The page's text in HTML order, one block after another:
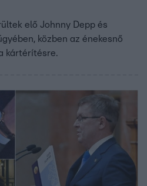
elő Johnny Depp és
közben az énekesnő
kártérítésre.